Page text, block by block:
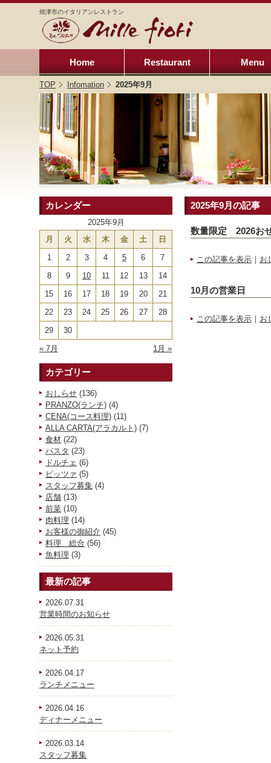
焼津市のイタリアンレストラン
Home Restaurant Menu
TOP Infomation 2025年9月
カレンダー
2025年9月
月
火 水 木 金 土 日
« 7月 1月 »
1 2 3 4 5 6
7
8
9 10 11 12 13
14
15
16 17 18 19 20
21
22
23 24 25 26 27
28
29
30
カテゴリー
おしらせ (136)
PRANZO(ランチ) (4)
CENA(コース料理) (11)
ALLA CARTA(アラカルト) (7)
食材 (22)
パスタ (23)
ドルチェ (6)
ピッツァ (5)
スタッフ募集 (4)
店舗 (13)
前菜 (10)
肉料理 (14)
お客様の御紹介 (45)
料理 総合 (56)
魚料理 (3)
最新の記事
2026.07.31
営業時間のお知らせ
2026.05.31
ネット予約
2026.04.17
ランチメニュー
2026.04.16
ディナーメニュー
2026.03.14
スタッフ募集
2025年9月の記事
数量限定 2026お
この記事を表示 ｜ お
10月の営業日
この記事を表示 ｜ お